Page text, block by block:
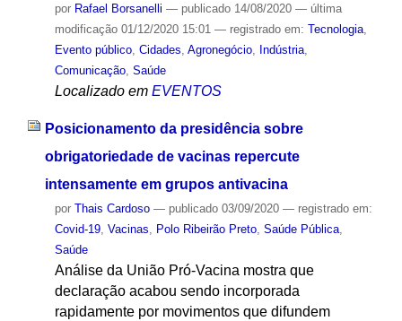
por Rafael Borsanelli — publicado14/08/2020 — última
modificação01/12/2020 15:01 — registrado em: Tecnologia,
Evento público, Cidades Agronegócio, Indústria,
Comunicação, Saúde
Localizado em EVENTOS
Posicionamento da presidência sobre
obrigatoriedade de vacinas repercute
intensamente em grupos antivacina
por Thais Cardoso — publicado03/09/2020 — registrado em:
Covid-19, Vacinas, Polo Ribeirão Preto, Saúde Pública,
Saúde
Análise da União Pró-Vacina mostra que
declaração acabou sendo incorporada
rapidamente por movimentos que difundem